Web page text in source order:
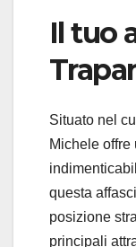
Il tuo
Situato nel
Michele offre
questa
posizione
principali